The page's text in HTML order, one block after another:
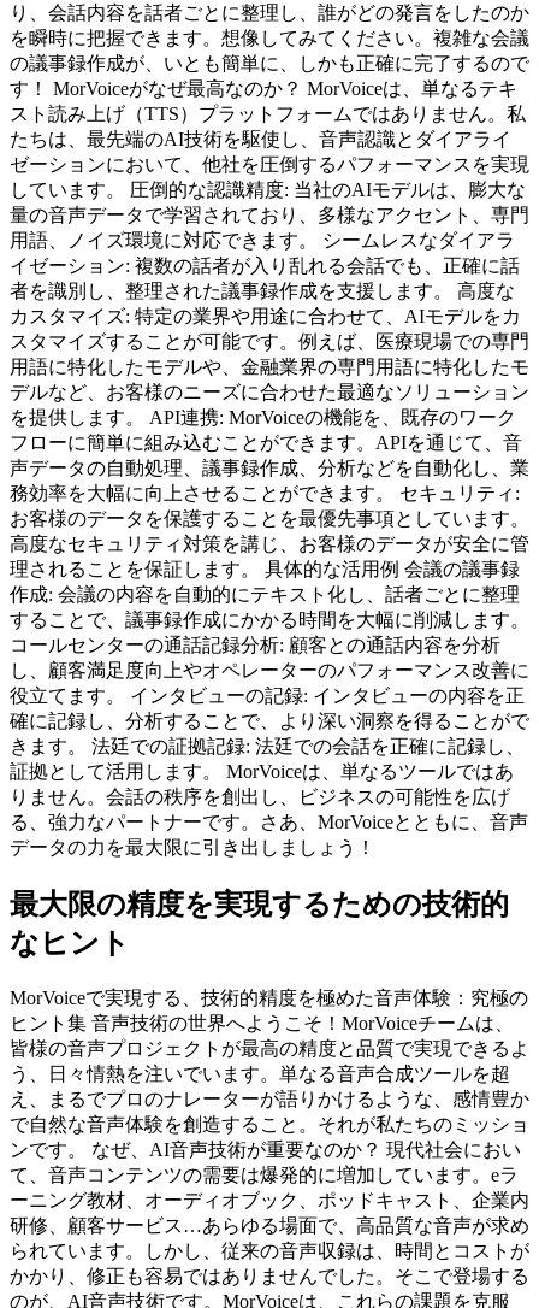
り、会話内容を話者ごとに整理し、誰がどの発言をしたのか
を瞬時に把握できます。想像してみてください。複雑な会議
の議事録作成が、いとも簡単に、しかも正確に完了するので
す！ MorVoiceがなぜ最高なのか？ MorVoiceは、単なるテキ
スト読み上げ（TTS）プラットフォームではありません。私
たちは、最先端のAI技術を駆使し、音声認識とダイアライ
ゼーションにおいて、他社を圧倒するパフォーマンスを実現
しています。 圧倒的な認識精度: 当社のAIモデルは、膨大な
量の音声データで学習されており、多様なアクセント、専門
用語、ノイズ環境に対応できます。 シームレスなダイアラ
イゼーション: 複数の話者が入り乱れる会話でも、正確に話
者を識別し、整理された議事録作成を支援します。 高度な
カスタマイズ: 特定の業界や用途に合わせて、AIモデルをカ
スタマイズすることが可能です。例えば、医療現場での専門
用語に特化したモデルや、金融業界の専門用語に特化したモ
デルなど、お客様のニーズに合わせた最適なソリューション
を提供します。 API連携: MorVoiceの機能を、既存のワーク
フローに簡単に組み込むことができます。APIを通じて、音
声データの自動処理、議事録作成、分析などを自動化し、業
務効率を大幅に向上させることができます。 セキュリティ:
お客様のデータを保護することを最優先事項としています。
高度なセキュリティ対策を講じ、お客様のデータが安全に管
理されることを保証します。 具体的な活用例 会議の議事録
作成: 会議の内容を自動的にテキスト化し、話者ごとに整理
することで、議事録作成にかかる時間を大幅に削減します。
コールセンターの通話記録分析: 顧客との通話内容を分析
し、顧客満足度向上やオペレーターのパフォーマンス改善に
役立てます。 インタビューの記録: インタビューの内容を正
確に記録し、分析することで、より深い洞察を得ることがで
きます。 法廷での証拠記録: 法廷での会話を正確に記録し、
証拠として活用します。 MorVoiceは、単なるツールではあ
りません。会話の秩序を創出し、ビジネスの可能性を広げ
る、強力なパートナーです。さあ、MorVoiceとともに、音声
データの力を最大限に引き出しましょう！
最大限の精度を実現するための技術的
なヒント
MorVoiceで実現する、技術的精度を極めた音声体験：究極の
ヒント集 音声技術の世界へようこそ！MorVoiceチームは、
皆様の音声プロジェクトが最高の精度と品質で実現できるよ
う、日々情熱を注いでいます。単なる音声合成ツールを超
え、まるでプロのナレーターが語りかけるような、感情豊か
で自然な音声体験を創造すること。それが私たちのミッショ
ンです。 なぜ、AI音声技術が重要なのか？ 現代社会におい
て、音声コンテンツの需要は爆発的に増加しています。eラ
ーニング教材、オーディオブック、ポッドキャスト、企業内
研修、顧客サービス…あらゆる場面で、高品質な音声が求め
られています。しかし、従来の音声収録は、時間とコストが
かかり、修正も容易ではありませんでした。そこで登場する
のが、AI音声技術です。MorVoiceは、これらの課題を克服